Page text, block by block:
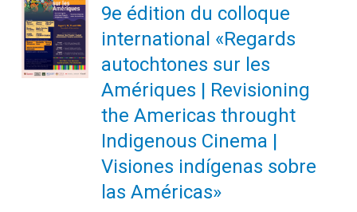
9e édition du colloque
international «Regards
autochtones sur les
Amériques | Revisioning
the Americas throught
Indigenous Cinema |
Visiones indígenas sobre
las Américas»